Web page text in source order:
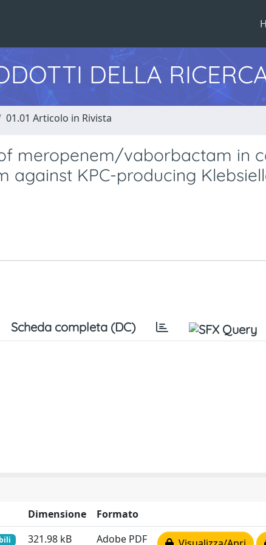
DELLA
01.01 Articolo in Rivista
meropenem/vaborbactam in
KPC-producing
Scheda completa (DC)
Dimensione
Formato
321.98 kB Adobe PDF